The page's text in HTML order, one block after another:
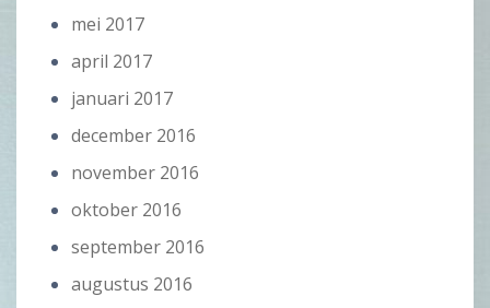
mei 2017
april 2017
januari 2017
december 2016
november 2016
oktober 2016
september 2016
augustus 2016